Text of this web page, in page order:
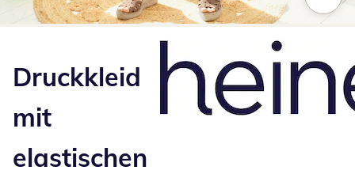
Druckkleid
mit
elastischen